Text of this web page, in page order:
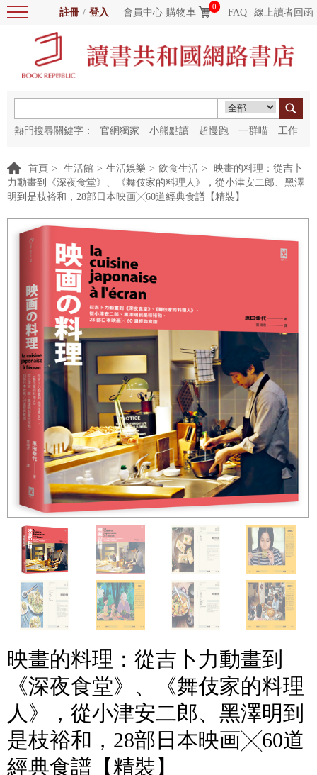
註冊 / 登入 會員中心 購物車
0
FAQ 線上讀者回函
熱門搜尋關鍵字： 官網獨家 小熊點讀 超慢跑 一群喵 工作
首頁 > 生活館 > 生活娛樂 > 飲食生活 >
映畫的料理：從吉卜
力動畫到《深夜食堂》、《舞伎家的料理人》，從小津安二郎、黑澤
明到是枝裕和，28部日本映画╳60道經典食譜【精裝】
映畫的料理：從吉卜力動畫到
《深夜食堂》、《舞伎家的料理
人》，從小津安二郎、黑澤明到
是枝裕和，28部日本映画╳60道
經典食譜【精裝】